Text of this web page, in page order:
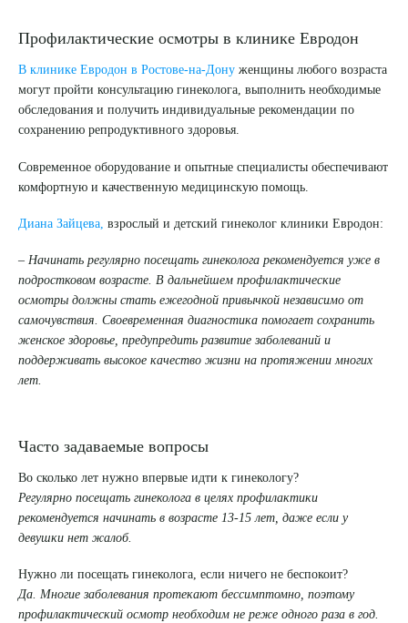
Профилактические осмотры в клинике Евродон
В клинике Евродон в Ростове-на-Дону женщины любого возраста
могут пройти консультацию гинеколога, выполнить необходимые
обследования и получить индивидуальные рекомендации по
сохранению репродуктивного здоровья.
Современное оборудование и опытные специалисты обеспечивают
комфортную и качественную медицинскую помощь.
Диана Зайцева, взрослый и детский гинеколог клиники Евродон:
– Начинать регулярно посещать гинеколога рекомендуется уже в
подростковом возрасте. В дальнейшем профилактические
осмотры должны стать ежегодной привычкой независимо от
самочувствия. Своевременная диагностика помогает сохранить
женское здоровье, предупредить развитие заболеваний и
поддерживать высокое качество жизни на протяжении многих
лет.
Часто задаваемые вопросы
Во сколько лет нужно впервые идти к гинекологу?
Регулярно посещать гинеколога в целях профилактики
рекомендуется начинать в возрасте 13-15 лет, даже если у
девушки нет жалоб.
Нужно ли посещать гинеколога, если ничего не беспокоит?
Да. Многие заболевания протекают бессимптомно, поэтому
профилактический осмотр необходим не реже одного раза в год.